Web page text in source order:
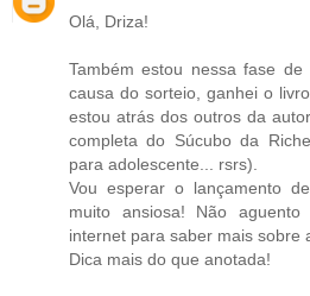
Olá, Driza!
Também estou nessa fase
causa do sorteio, ganhei o
estou atrás dos outros da
completa do Súcubo da
para adolescente... rsrs).
Vou esperar o lançamento
muito ansiosa! Não
internet para saber mais sobre
Dica mais do que anotada!